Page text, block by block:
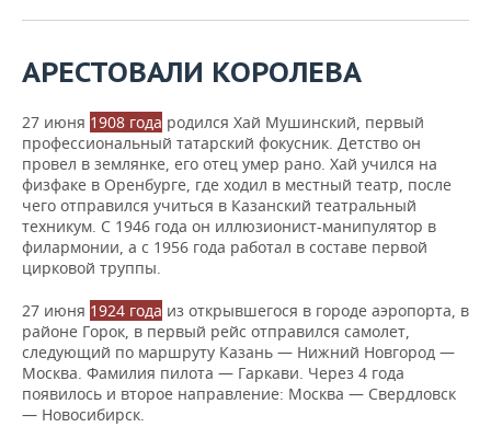
АРЕСТОВАЛИ КОРОЛЕВА
27 июня 1908 года родился Хай Мушинский, первый
профессиональный татарский фокусник. Детство он
провел в землянке, его отец умер рано. Хай учился на
физфаке в Оренбурге, где ходил в местный театр, после
чего отправился учиться в Казанский театральный
техникум. С 1946 года он иллюзионист-манипулятор в
филармонии, а с 1956 года работал в составе первой
цирковой труппы.
27 июня 1924 года из открывшегося в городе аэропорта, в
районе Горок, в первый рейс отправился самолет,
следующий по маршруту Казань — Нижний Новгород —
Москва. Фамилия пилота — Гаркави. Через 4 года
появилось и второе направление: Москва — Свердловск
— Новосибирск.